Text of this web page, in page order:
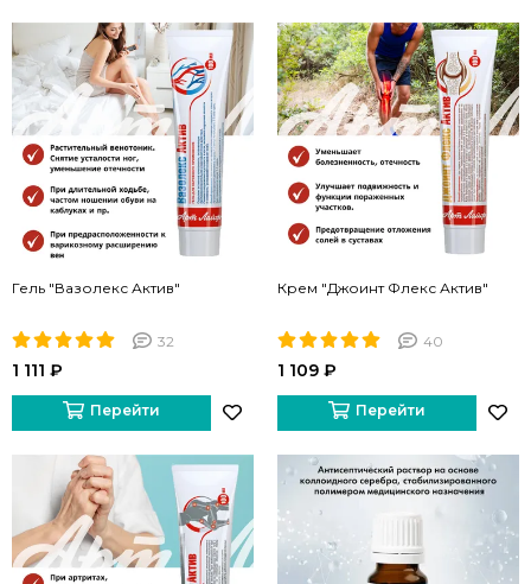
Гель "Вазолекс Актив"
32
1 111 ₽
Перейти
Крем "Джоинт Флекс Актив"
40
1 109 ₽
Перейти